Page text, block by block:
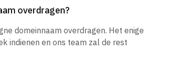
overdragen?
domeinnaam overdragen. Het enige
indienen en ons team zal de rest